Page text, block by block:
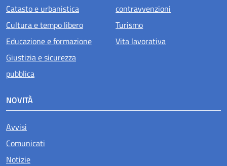
Catasto e urbanistica
Cultura e tempo libero
Educazione e formazione
Giustizia e sicurezza
pubblica
contravvenzioni
Turismo
Vita lavorativa
NOVITÀ
Avvisi
Comunicati
Notizie